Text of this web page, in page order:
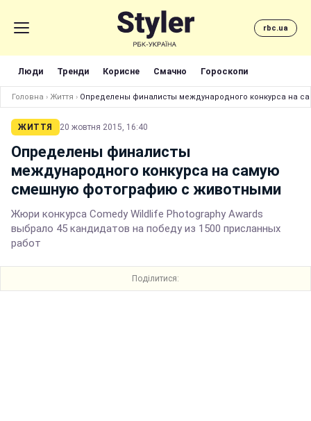
rbc.ua
Люди Тренди Корисне Смачно Гороскопи
Головна › Життя › Определены финалисты международного конкурса на
ЖИТТЯ 20 жовтня 2015, 16:40
Определены финалисты
международного конкурса на самую
смешную фотографию с животными
Жюри конкурса Comedy Wildlife Photography Awards
выбрало 45 кандидатов на победу из 1500 присланных
работ
Поділитися: